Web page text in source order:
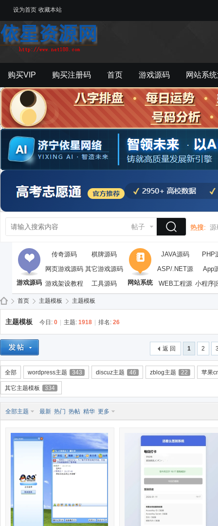
设为首页 收藏本站
购买VIP 购买注册码 首页 游戏源码 网站系
游戏工具 影音资源 主题模板
帖子 热搜: 源
游戏源码
传奇源码
棋牌源码
网页游戏源码 其它游戏源码
游戏架设教程
工具源码 网站系统
JAVA源码
PHP
ASP/.NET源
码
App
WEB工程源 小程序|
依 »
首页 主题模板 主题模板
主题模板 今日: 0 主题: 1918 排名: 26
1 2
返 回
全部 wordpress主题 343 discuz主题 46 zblog主题 22 苹果
其它主题模板 334
全部主题 最新 热门 热帖 精华 更多